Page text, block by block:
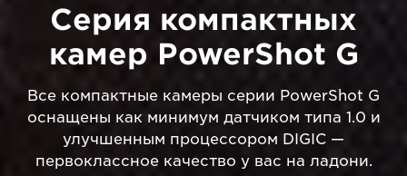
Серия компактных
камер PowerShot G
Все компактные камеры серии PowerShot G
оснащены как минимум датчиком типа 1.0 и
улучшенным процессором DIGIC —
первоклассное качество у вас на ладони.